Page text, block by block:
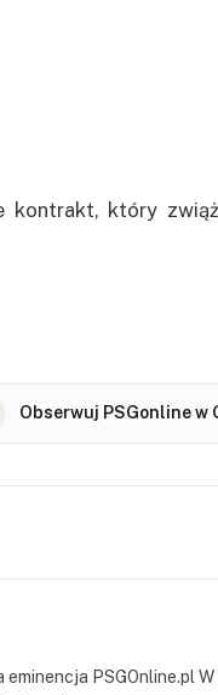
kontrakt, który
Obserwuj PSGonline w
eminencja PSGOnline.pl